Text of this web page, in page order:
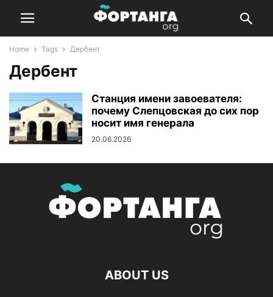
Home Tags Дербент
Дербент
Станция имени завоевателя:
почему Слепцовская до сих пор
носит имя генерала
20.06.2026
ABOUT US